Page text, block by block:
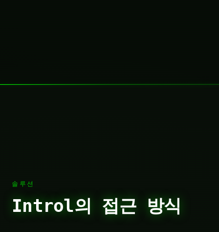
솔루션
Introl의 접근 방식